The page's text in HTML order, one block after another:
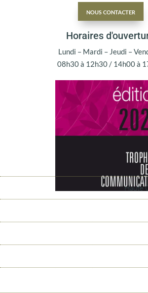
nous contacter
Horaires
Lundi – Mardi – Jeudi –
08h30 à 12h30 / 14h00 à
Haute